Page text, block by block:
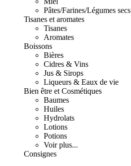
Pâtes/Farines/Légumes secs
Tisanes et aromates
Tisanes
Aromates
Boissons
Bières
Cidres & Vins
Jus & Sirops
Liqueurs & Eaux de vie
Bien être et Cosmétiques
Baumes
Huiles
Hydrolats
Lotions
Potions
Voir plus...
Consignes